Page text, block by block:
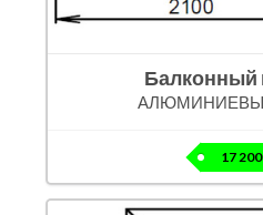
Балконный
17